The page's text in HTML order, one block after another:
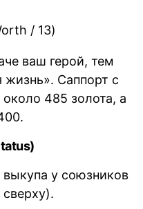
/ 13)
ваш герой, тем
жизнь». Саппорт с
485 золота, а
выкупа у союзников